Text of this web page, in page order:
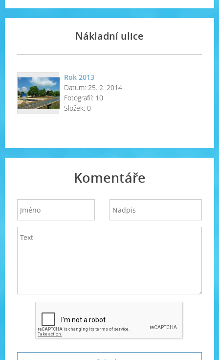
Nákladní ulice
Rok 2013
Datum: 25. 2. 2014
Fotografií: 10
Složek: 0
Komentáře